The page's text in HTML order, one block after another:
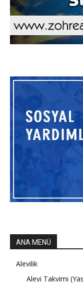
ANA MENÜ
Alevilik
Alevi Takvimi